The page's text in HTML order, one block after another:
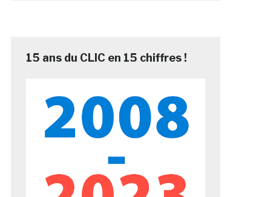
15 ans du CLIC en 15 chiffres !